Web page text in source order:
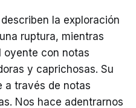
la exploración
ruptura, mientras
oyente con notas
y caprichosas. Su
a través de notas
Nos hace adentrarnos